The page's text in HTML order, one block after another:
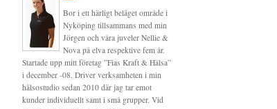
Bor i ett härligt beläget område i
Nyköping tillsammans med min
Jörgen och våra juveler Nellie &
Nova på elva respektive fem år.
Startade upp mitt företag ”Fias Kraft & Hälsa”
i december -08. Driver verksamheten i min
hälsostudio sedan 2010 där jag tar emot
kunder individuellt samt i små grupper. Vid